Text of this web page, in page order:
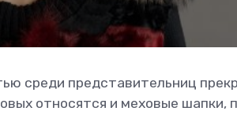
среди представительниц
относятся и меховые шапки,